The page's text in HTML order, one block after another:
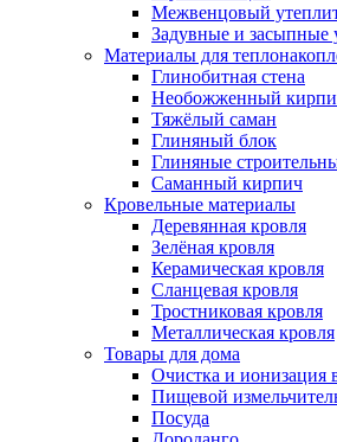
Межвенцовый
Задувные и засыпные
Материалы для
Глинобитная стена
Необожженный
Тяжёлый саман
Глиняный блок
Глиняные
Саманный кирпич
Кровельные материалы
Деревянная кровля
Зелёная кровля
Керамическая кровля
Сланцевая кровля
Тростниковая кровля
Металлическая кровля
Товары для дома
Очистка и ионизация
Пищевой
Посуда